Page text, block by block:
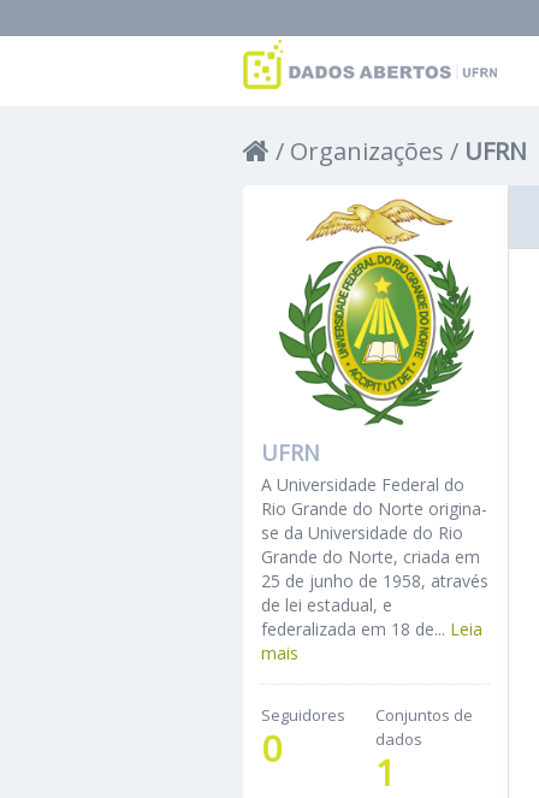
Organizações UFRN
UFRN
A Universidade Federal do
Rio Grande do Norte origina-
se da Universidade do Rio
Grande do Norte, criada em
25 de junho de 1958, através
de lei estadual, e
federalizada em 18 de... Leia
mais
Seguidores
0
Conjuntos de
dados
1